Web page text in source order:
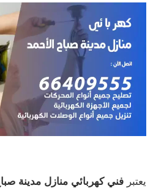
يعتبر فني كهربائي منازل مدينة